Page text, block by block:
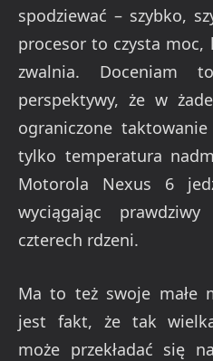
spodziewać – szybko,
procesor to czysta
zwalnia. Doceniam
perspektywy, że w
ograniczone
tylko temperatura
Motorola Nexus 6
wyciągając
czterech rdzeni.
Ma to też swoje małe
jest fakt, że tak
może przekładać się